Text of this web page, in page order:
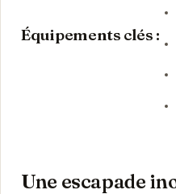
Équipements clés :
Une escapade